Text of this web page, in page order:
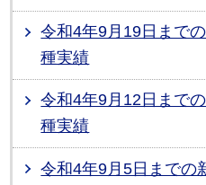
令和4年9月19日まで
種実績
令和4年9月12日まで
種実績
令和4年9月5日までの